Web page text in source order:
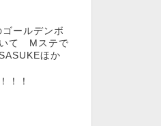
ールデンボ
て Mステで
ほか
！！